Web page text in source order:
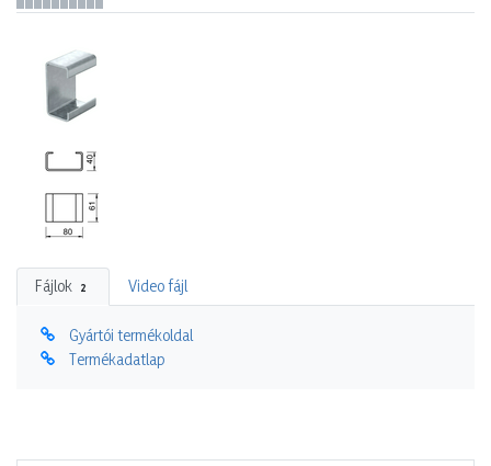
Fájlok 2 Video fájl
Gyártói termékoldal
Termékadatlap